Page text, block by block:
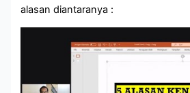
alasan diantaranya :